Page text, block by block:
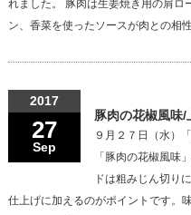
れました。 豚肉は生姜焼き用の肩ロ
ン、香菜を使ったソースが肉との
2017
27
Sep
豚肉の花椒風味
９月２７日（水）
「豚肉の花椒風味
ドは粗みじん切り
仕上げに加えるのがポイントです。